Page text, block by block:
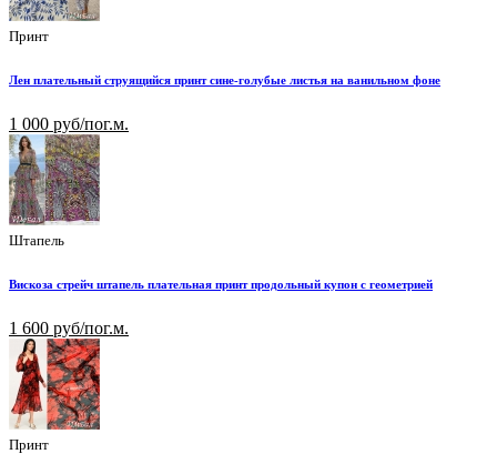
Принт
Лен плательный струящийся принт сине-голубые листья на ванильном фоне
1 000 руб/пог.м.
Штапель
Вискоза стрейч штапель плательная принт продольный купон с геометрией
1 600 руб/пог.м.
Принт